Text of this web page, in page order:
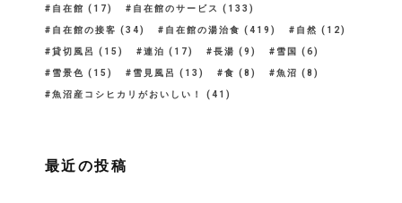
自在館 (17) 自在館のサービス (133)
自在館の接客 (34) 自在館の湯治食 (419) 自然 (12)
貸切風呂 (15) 連泊 (17) 長湯 (9) 雪国 (6)
雪景色 (15) 雪見風呂 (13) 食 (8) 魚沼 (8)
魚沼産コシヒカリがおいしい！ (41)
最近の投稿